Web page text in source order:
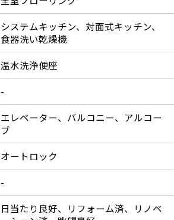
システムキッチン、対面式キッチン、
食器洗い乾燥機
温水洗浄便座
-
エレベーター、バルコニー、アルコー
ブ
オートロック
-
日当たり良好、リフォーム済、リノベ